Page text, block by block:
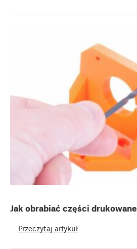
Jak obrabiać części drukowane
Przeczytaj artykuł